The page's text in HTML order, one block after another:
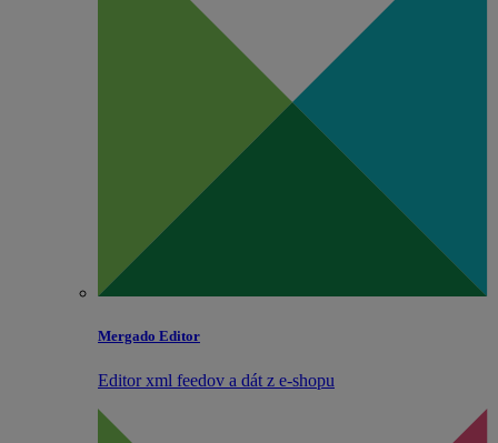
Mergado Editor
Editor xml feedov a dát z e‑shopu